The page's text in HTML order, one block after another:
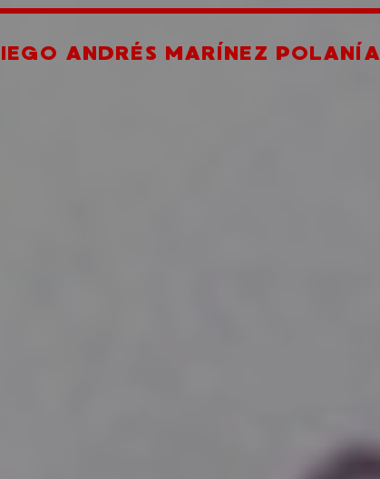
ANDRÉS MARÍNEZ POLANÍA